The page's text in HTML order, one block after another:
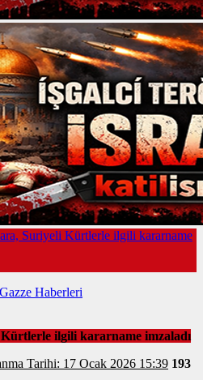
Suriyeli Kürtlerle ilgili kararname
Haberleri
ilgili kararname imzaladı
Yayınlanma Tarihi: 17 Ocak 2026 15:39 193